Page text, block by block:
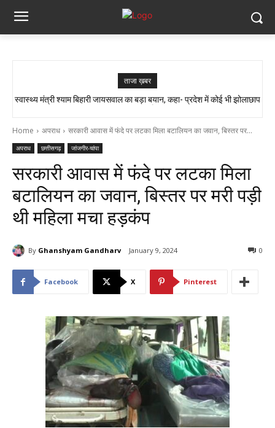
ताजा ख़बर
सांप ने काटा तो उसे गले में डाल लिया, फिर 14 KM बाइक दौड़ाकर पहुंचा अस्पताल
स्वास्थ्य मंत्री श्याम बिहारी जायसवाल का बड़ा बयान, कहा- प्रदेश में कोई भी झोलाछाप
Home अपराध सरकारी आवास में फंदे पर लटका मिला बटालियन का जवान, बिस्तर पर...
अपराध छत्तीसगढ़ जांजगीर-चांपा
सरकारी आवास में फंदे पर लटका मिला
बटालियन का जवान, बिस्तर पर मरी पड़ी
थी महिला मचा हड़कंप
By Ghanshyam Gandharv January 9, 2024 0
Facebook X Pinterest